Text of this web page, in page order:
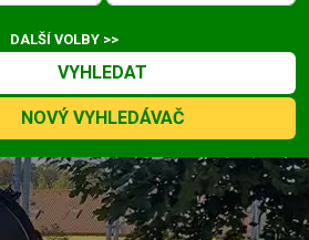
DALŠÍ VOLBY >>
VYHLEDAT
NOVÝ VYHLEDÁVAČ